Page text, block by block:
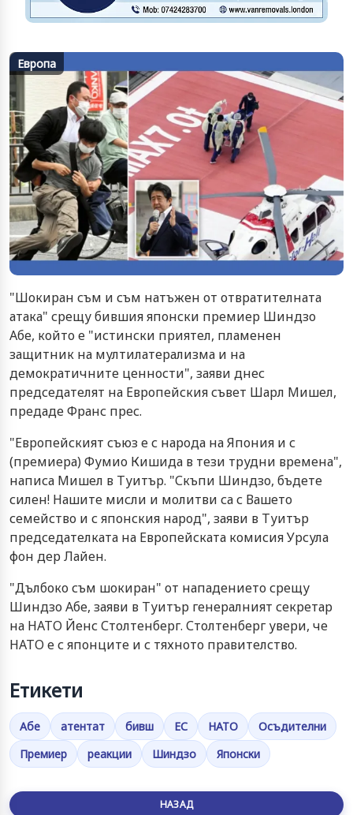
Европа
"Шокиран съм и съм натъжен от отвратителната
атака" срещу бившия японски премиер Шиндзо
Абе, който е "истински приятел, пламенен
защитник на мултилатерализма и на
демократичните ценности", заяви днес
председателят на Европейския съвет Шарл Мишел,
предаде Франс прес.
"Европейският съюз е с народа на Япония и с
(премиера) Фумио Кишида в тези трудни времена",
написа Мишел в Туитър. "Скъпи Шиндзо, бъдете
силен! Нашите мисли и молитви са с Вашето
семейство и с японския народ", заяви в Туитър
председателката на Европейската комисия Урсула
фон дер Лайен.
"Дълбоко съм шокиран" от нападението срещу
Шиндзо Абе, заяви в Туитър генералният секретар
на НАТО Йенс Столтенберг. Столтенберг увери, че
НАТО е с японците и с тяхното правителство.
Етикети
Абе атентат бивш ЕС НАТО
Осъдителни
Премиер
реакции Шиндзо Японски
НАЗАД